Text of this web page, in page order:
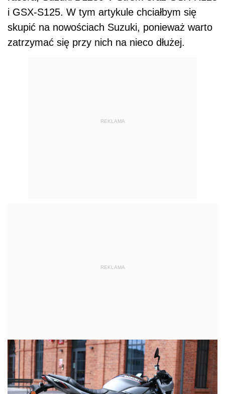
i GSX-S125. W tym artykule chciałbym się
skupić na nowościach Suzuki, ponieważ warto
zatrzymać się przy nich na nieco dłużej.
REKLAMA
REKLAMA